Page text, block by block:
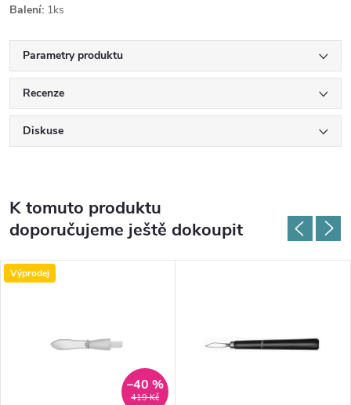
Balení: 1ks
Parametry produktu
Recenze
Diskuse
K tomuto produktu
doporučujeme ještě dokoupit
Výprodej
419 Kč
–40 %